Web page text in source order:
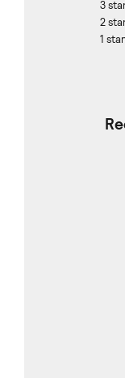
3
2
1